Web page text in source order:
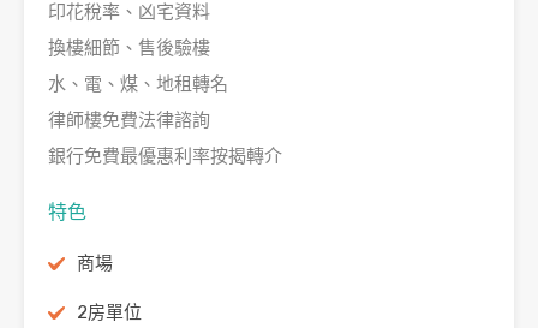
印花稅率、凶宅資料
換樓細節、售後驗樓
水、電、煤、地租轉名
律師樓免費法律諮詢
銀行免費最優惠利率按揭轉介
特色
商場
2房單位